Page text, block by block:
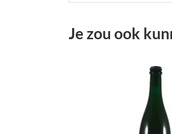
Je zou ook